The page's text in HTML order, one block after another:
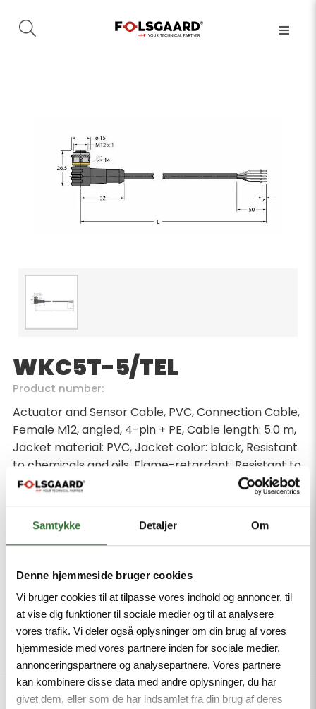
Samtykke Detaljer Om
Denne hjemmeside bruger cookies
Vi bruger cookies til at tilpasse vores indhold og annoncer, til
at vise dig funktioner til sociale medier og til at analysere
vores trafik. Vi deler også oplysninger om din brug af vores
hjemmeside med vores partnere inden for sociale medier,
annonceringspartnere og analysepartnere. Vores partnere
kan kombinere disse data med andre oplysninger, du har
givet dem, eller som de har indsamlet fra din brug af deres
WKC5T-5/TEL
Product number:
Actuator and Sensor Cable, PVC, Connection Cable,
Female M12, angled, 4-pin + PE, Cable length: 5.0 m,
Jacket material: PVC, Jacket color: black, Resistant
to chemicals and oils, Flame-retardant, Resistant to
acids and alkaline solutions, Resistant to microbes
and hydrolysis, LABS free, Approval: cULus, RoHS-
compliant, Protection class: IP67, IP69K
Minimum order quantity: 1
Description Specifications Files